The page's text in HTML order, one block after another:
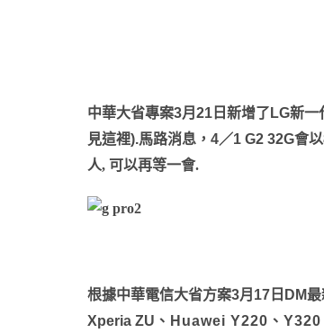
中華大省專案3月 21 日新增了 LG新一
見這裡).馬路消息， 4／1 G2 32G會以
人, 可以再等一會.
根據中華電信大省方案3月 17 日 DM
Xperia ZU 、 Huawei Y220 、 Y320